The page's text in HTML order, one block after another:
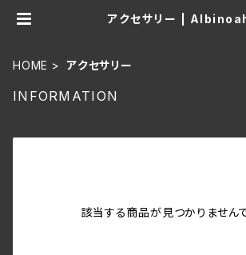
アクセサリー |
HOME アクセサリー
INFORMATION
該当する商品が見つかりませんで